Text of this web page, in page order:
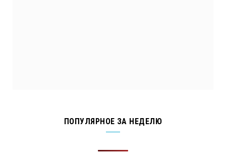
ПОПУЛЯРНОЕ ЗА НЕДЕЛЮ